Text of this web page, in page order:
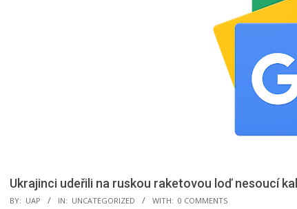
Ukrajinci udeřili na ruskou raketovou loď nesoucí
BY: UAP IN: UNCATEGORIZED WITH: 0 COMMENTS